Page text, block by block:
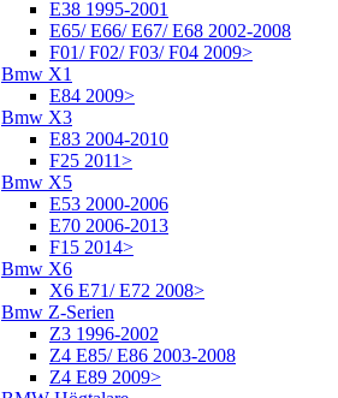
E38 1995-2001
E65/ E66/ E67/ E68 2002-2008
F01/ F02/ F03/ F04 2009>
Bmw X1
E84 2009>
Bmw X3
E83 2004-2010
F25 2011>
Bmw X5
E53 2000-2006
E70 2006-2013
F15 2014>
Bmw X6
X6 E71/ E72 2008>
Bmw Z-Serien
Z3 1996-2002
Z4 E85/ E86 2003-2008
Z4 E89 2009>